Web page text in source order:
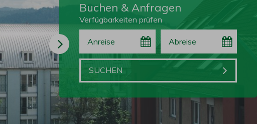
Buchen & Anfragen
Verfügbarkeiten prüfen
Buchen